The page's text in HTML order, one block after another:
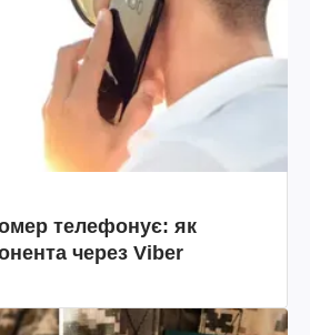
телефонує: як
через Viber